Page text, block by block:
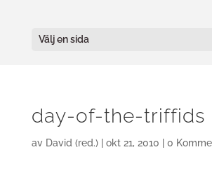
Välj en sida
day-of-the-triffids
av David (red.)| okt 21, 2010 0